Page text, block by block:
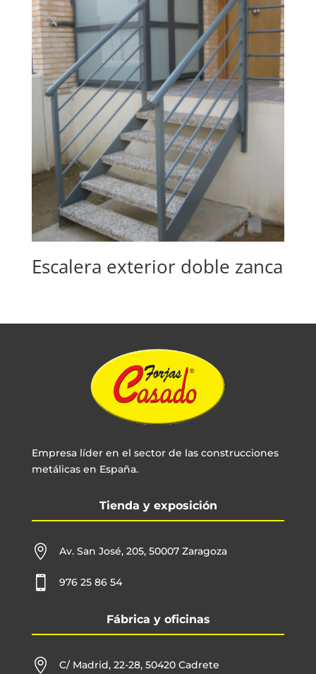
Escalera exterior doble zanca
Empresa líder en el sector de las construcciones
metálicas en España.
Tienda y exposición
 Av. San José, 205, 50007 Zaragoza
 976 25 86 54
Fábrica y oficinas
 C/ Madrid, 22-28, 50420 Cadrete